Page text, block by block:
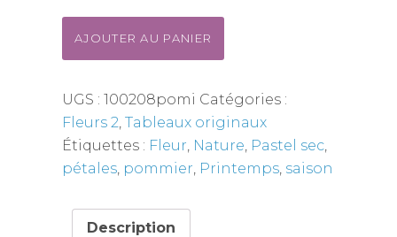
AJOUTER AU PANIER
UGS : 100208pomi Catégories :
Fleurs 2 Tableaux originaux
Étiquettes : Fleur Nature Pastel sec
pétales pommier Printemps saison
Description